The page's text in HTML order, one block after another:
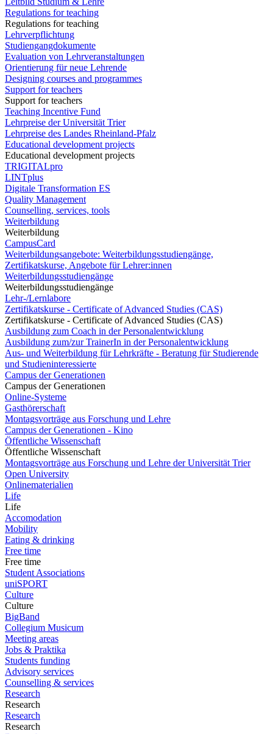
Regulations for teaching
Regulations for teaching
Lehrverpflichtung
Studiengangdokumente
Evaluation von Lehrveranstaltungen
Orientierung für neue Lehrende
Designing courses and programmes
Support for teachers
Support for teachers
Teaching Incentive Fund
Lehrpreise der Universität Trier
Lehrpreise des Landes Rheinland-Pfalz
Educational development projects
Educational development projects
TRIGITALpro
LINTplus
Digitale Transformation ES
Quality Management
Counselling, services, tools
Weiterbildung
Weiterbildung
CampusCard
Weiterbildungsangebote: Weiterbildungsstudiengänge,
Zertifikatskurse, Angebote für Lehrer:innen
Weiterbildungsstudiengänge
Weiterbildungsstudiengänge
Lehr-/Lernlabore
Zertifikatskurse - Certificate of Advanced Studies (CAS)
Zertifikatskurse - Certificate of Advanced Studies (CAS)
Ausbildung zum Coach in der Personalentwicklung
Ausbildung zum/zur TrainerIn in der Personalentwicklung
Aus- und Weiterbildung für Lehrkräfte - Beratung für Studierende
und Studieninteressierte
Campus der Generationen
Campus der Generationen
Online-Systeme
Gasthörerschaft
Montagsvorträge aus Forschung und Lehre
Campus der Generationen - Kino
Öffentliche Wissenschaft
Öffentliche Wissenschaft
Montagsvorträge aus Forschung und Lehre der Universität Trier
Open University
Onlinematerialien
Life
Life
Accomodation
Mobility
Eating & drinking
Free time
Free time
Student Associations
uniSPORT
Culture
Culture
BigBand
Collegium Musicum
Meeting areas
Jobs & Praktika
Students funding
Advisory services
Counselling & services
Research
Research
Research
Research